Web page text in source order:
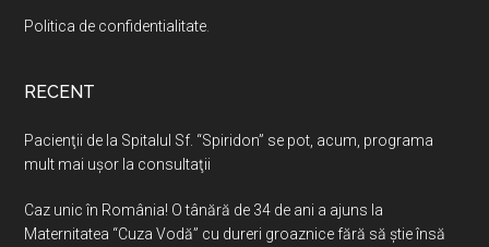
Politica de confidentialitate
RECENT
Pacienţii de la Spitalul Sf. “Spiridon” se pot, acum, programa
mult mai uşor la consultaţii
Caz unic în România! O tânără de 34 de ani a ajuns la
Maternitatea “Cuza Vodă” cu dureri groaznice fără să ştie însă